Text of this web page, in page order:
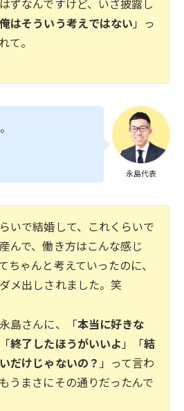
ずなんですけど、いざ披露し
俺はそういう考えではない 」っ
て。
永島代表
いで結婚して、これくらいで
んで、働き方はこんな感じ
ちゃんと考えていったのに、
メ出しされました。笑
島さんに、「本当に好きな
終了したほうがいいよ 」「結
だけじゃないの？ 」って言わ
うまさにその通りだったんで